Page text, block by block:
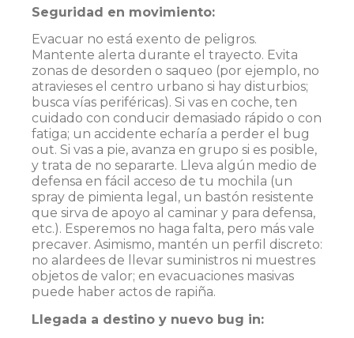
Seguridad en movimiento:
Evacuar no está exento de peligros.
Mantente alerta durante el trayecto. Evita
zonas de desorden o saqueo (por ejemplo, no
atravieses el centro urbano si hay disturbios;
busca vías periféricas). Si vas en coche, ten
cuidado con conducir demasiado rápido o con
fatiga; un accidente echaría a perder el bug
out. Si vas a pie, avanza en grupo si es posible,
y trata de no separarte. Lleva algún medio de
defensa en fácil acceso de tu mochila (un
spray de pimienta legal, un bastón resistente
que sirva de apoyo al caminar y para defensa,
etc.). Esperemos no haga falta, pero más vale
precaver. Asimismo, mantén un perfil discreto:
no alardees de llevar suministros ni muestres
objetos de valor; en evacuaciones masivas
puede haber actos de rapiña.
Llegada a destino y nuevo bug in: